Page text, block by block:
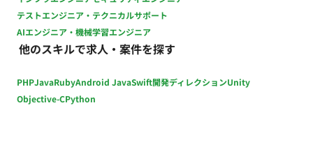
テストエンジニア・テクニカルサポート
AIエンジニア・機械学習エンジニア
他のスキルで求人・案件を探す
PHPJavaRubyAndroid JavaSwift開発ディレクションUnity
Objective-CPython